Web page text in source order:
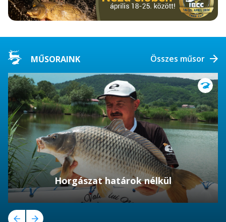
MŰSORAINK Összes műsor
Horgászat határok nélkül